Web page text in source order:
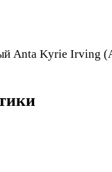
Anta Kyrie Irving